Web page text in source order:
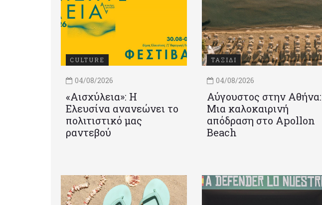
CULTURE
04/08/2026
«Αισχύλεια»: Η
Ελευσίνα ανανεώνει το
πολιτιστικό μας
ραντεβού
ΤΑΞΙΔΙ
04/08/2026
Αύγουστος στην Αθήνα:
Μια καλοκαιρινή
απόδραση στο Apollon
Beach